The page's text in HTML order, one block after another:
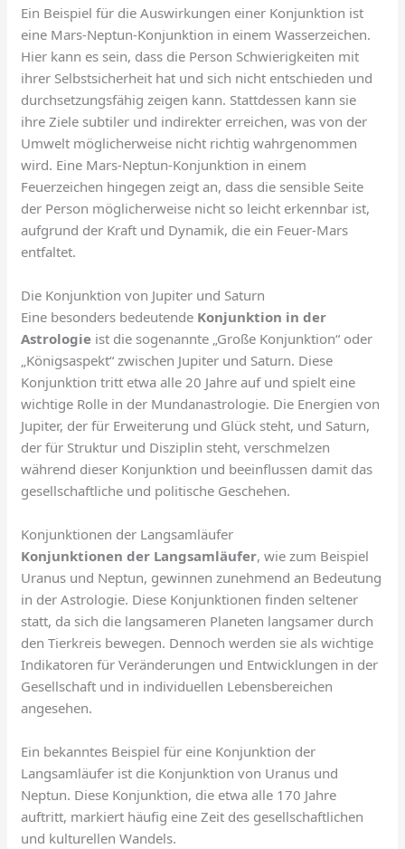
Ein Beispiel für die Auswirkungen einer Konjunktion ist
eine Mars-Neptun-Konjunktion in einem Wasserzeichen.
Hier kann es sein, dass die Person Schwierigkeiten mit
ihrer Selbstsicherheit hat und sich nicht entschieden und
durchsetzungsfähig zeigen kann. Stattdessen kann sie
ihre Ziele subtiler und indirekter erreichen, was von der
Umwelt möglicherweise nicht richtig wahrgenommen
wird. Eine Mars-Neptun-Konjunktion in einem
Feuerzeichen hingegen zeigt an, dass die sensible Seite
der Person möglicherweise nicht so leicht erkennbar ist,
aufgrund der Kraft und Dynamik, die ein Feuer-Mars
entfaltet.
Die Konjunktion von Jupiter und Saturn
Eine besonders bedeutende Konjunktion in der
Astrologie ist die sogenannte „Große Konjunktion“ oder
„Königsaspekt“ zwischen Jupiter und Saturn. Diese
Konjunktion tritt etwa alle 20 Jahre auf und spielt eine
wichtige Rolle in der Mundanastrologie. Die Energien von
Jupiter, der für Erweiterung und Glück steht, und Saturn,
der für Struktur und Disziplin steht, verschmelzen
während dieser Konjunktion und beeinflussen damit das
gesellschaftliche und politische Geschehen.
Konjunktionen der Langsamläufer
Konjunktionen der Langsamläufer, wie zum Beispiel
Uranus und Neptun, gewinnen zunehmend an Bedeutung
in der Astrologie. Diese Konjunktionen finden seltener
statt, da sich die langsameren Planeten langsamer durch
den Tierkreis bewegen. Dennoch werden sie als wichtige
Indikatoren für Veränderungen und Entwicklungen in der
Gesellschaft und in individuellen Lebensbereichen
angesehen.
Ein bekanntes Beispiel für eine Konjunktion der
Langsamläufer ist die Konjunktion von Uranus und
Neptun. Diese Konjunktion, die etwa alle 170 Jahre
auftritt, markiert häufig eine Zeit des gesellschaftlichen
und kulturellen Wandels.